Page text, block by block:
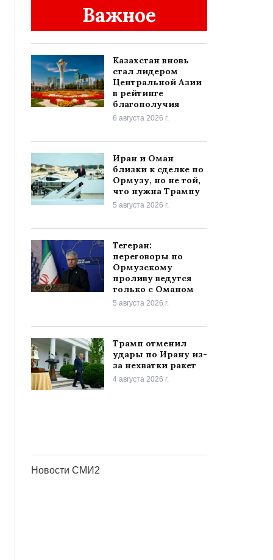
Важное
Казахстан вновь
стал лидером
Центральной Азии
в рейтинге
благополучия
6 августа 2026 г.
Иран и Оман
близки к сделке по
Ормузу, но не той,
что нужна Трампу
5 августа 2026 г.
Тегеран:
переговоры по
Ормузскому
проливу ведутся
только с Оманом
5 августа 2026 г.
Трамп отменил
удары по Ирану из-
за нехватки ракет
4 августа 2026 г.